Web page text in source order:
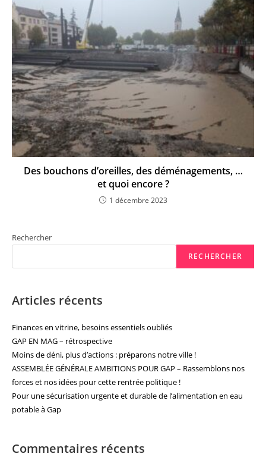
Des bouchons d’oreilles, des déménagements, …
et quoi encore ?
1 décembre 2023
Rechercher
RECHERCHER
Articles récents
Finances en vitrine, besoins essentiels oubliés
GAP EN MAG – rétrospective
Moins de déni, plus d’actions : préparons notre ville !
ASSEMBLÉE GÉNÉRALE AMBITIONS POUR GAP – Rassemblons nos
forces et nos idées pour cette rentrée politique !
Pour une sécurisation urgente et durable de l’alimentation en eau
potable à Gap
Commentaires récents